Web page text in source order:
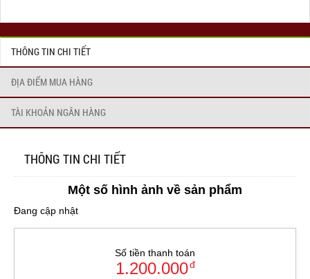
THÔNG TIN CHI TIẾT
ĐỊA ĐIỂM MUA HÀNG
TÀI KHOẢN NGÂN HÀNG
THÔNG TIN CHI TIẾT
Một số hình ảnh về sản phẩm
Đang cập nhật
Số tiền thanh toán
1.200.000đ